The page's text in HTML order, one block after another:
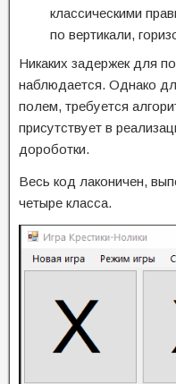
классическими
по вертикали,
Никаких задержек для
наблюдается. Однако
полем, требуется
присутствует в
дороботки.
Весь код лаконичен,
четыре класса.